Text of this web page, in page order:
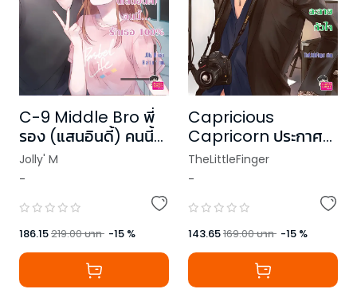
C-9 Middle Bro พี่
รอง (แสนอินดี้) คนนี้
รักเธอ 100%
Jolly' M
-
186.15219.00บาท -15 %
Capricious
Capricorn ประกาศ
รักร้ายละลายหัวใจ ชุด
Prince of Zodiac
TheLittleFinger
-
143.65169.00บาท -15 %